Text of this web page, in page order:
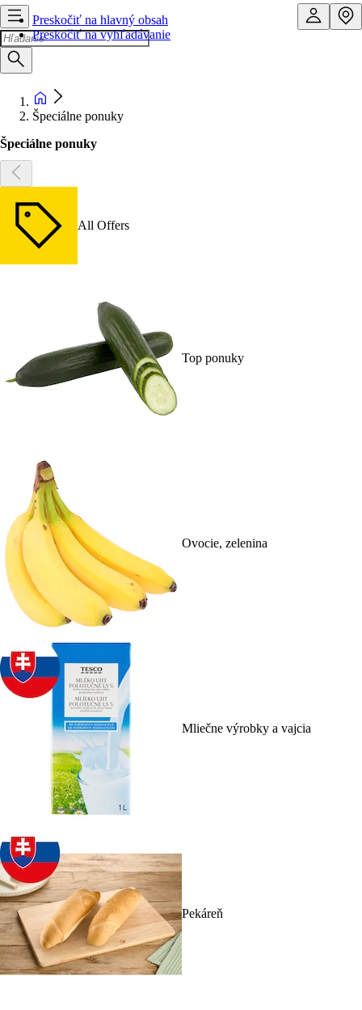
Preskočiť na hlavný obsah
Preskočiť na vyhľadávanie
Špeciálne ponuky
Špeciálne ponuky
All Offers
Top ponuky
Ovocie, zelenina
Mliečne výrobky a vajcia
Pekáreň